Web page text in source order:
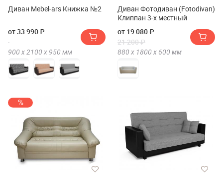
Диван Mebel-ars Книжка №2
от 33 990 ₽
900 х2100 х 950 мм
Диван Фотодиван (Fotodivan)
Клиппан 3-х местный
от 19 080 ₽
21 200 ₽
880 х 1800 х 600 мм
%